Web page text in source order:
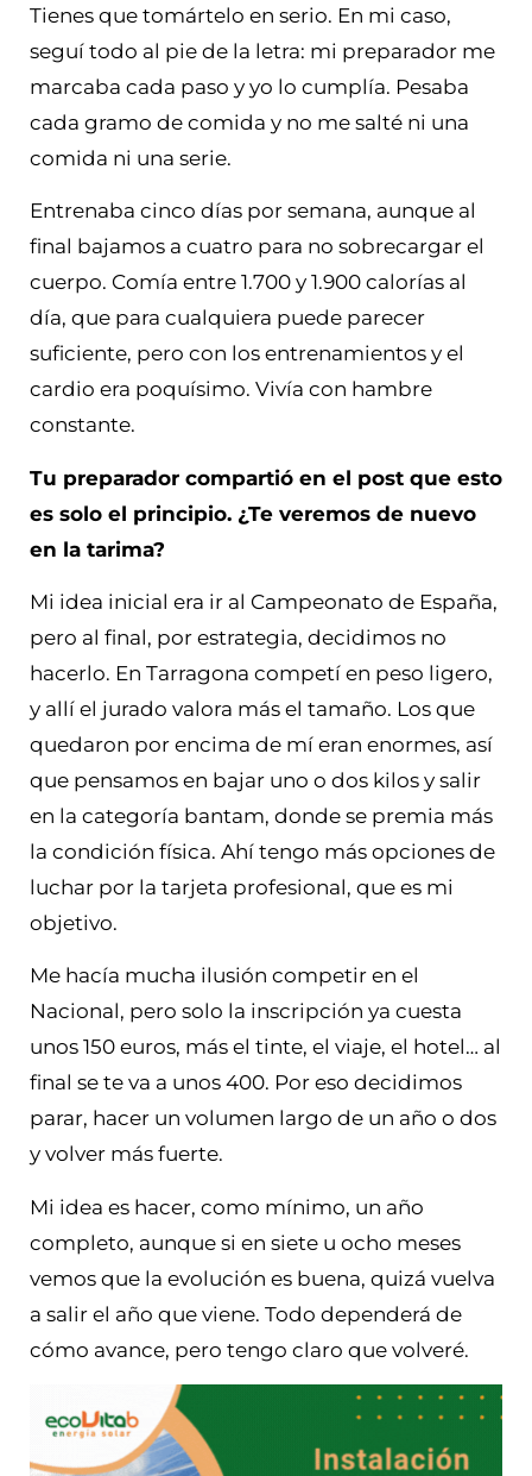
Tienes que tomártelo en serio. En mi caso,
seguí todo al pie de la letra: mi preparador me
marcaba cada paso y yo lo cumplía. Pesaba
cada gramo de comida y no me salté ni una
comida ni una serie.
Entrenaba cinco días por semana, aunque al
final bajamos a cuatro para no sobrecargar el
cuerpo. Comía entre 1.700 y 1.900 calorías al
día, que para cualquiera puede parecer
suficiente, pero con los entrenamientos y el
cardio era poquísimo. Vivía con hambre
constante.
Tu preparador compartió en el post que esto
es solo el principio. ¿Te veremos de nuevo
en la tarima?
Mi idea inicial era ir al Campeonato de España,
pero al final, por estrategia, decidimos no
hacerlo. En Tarragona competí en peso ligero,
y allí el jurado valora más el tamaño. Los que
quedaron por encima de mí eran enormes, así
que pensamos en bajar uno o dos kilos y salir
en la categoría bantam, donde se premia más
la condición física. Ahí tengo más opciones de
luchar por la tarjeta profesional, que es mi
objetivo.
Me hacía mucha ilusión competir en el
Nacional, pero solo la inscripción ya cuesta
unos 150 euros, más el tinte, el viaje, el hotel… al
final se te va a unos 400. Por eso decidimos
parar, hacer un volumen largo de un año o dos
y volver más fuerte.
Mi idea es hacer, como mínimo, un año
completo, aunque si en siete u ocho meses
vemos que la evolución es buena, quizá vuelva
a salir el año que viene. Todo dependerá de
cómo avance, pero tengo claro que volveré.